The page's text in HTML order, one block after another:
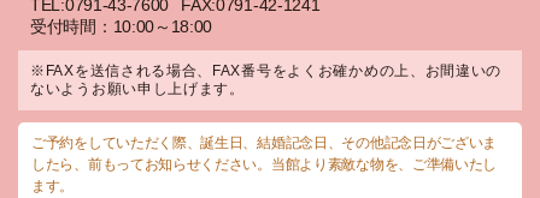
TEL:0791-43-7600
FAX:0791-42-1241
受付時間：10:00～18:00
※FAXを送信される場合、FAX番号をよくお確かめの上、お間違いの
ないようお願い申し上げます。
ご予約をしていただく際、誕生日、結婚記念日、その他記念日がございま
したら、前もってお知らせください。当館より素敵な物を、ご準備いたし
ます。